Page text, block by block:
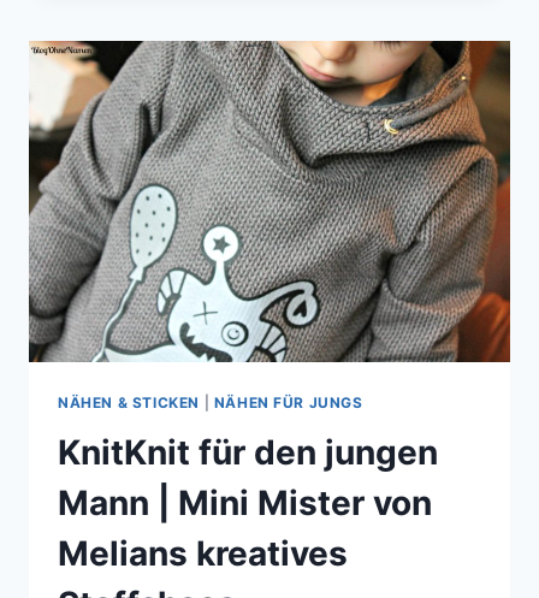
SOMMER
KANN
KOMMEN
NÄHEN & STICKEN NÄHEN FÜR JUNGS
KnitKnit für den jungen
Mann | Mini Mister von
Melians kreatives